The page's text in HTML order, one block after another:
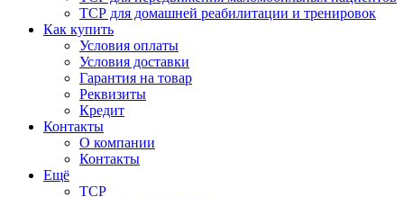
ТСР для домашней реабилитации и тренировок
Как купить
Условия оплаты
Условия доставки
Гарантия на товар
Реквизиты
Кредит
Контакты
О компании
Контакты
Ещё
ТСР